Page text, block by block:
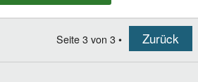
Seite 3 von 3 • Zurück